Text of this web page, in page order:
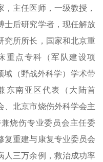
主任医师，一级教授，
士后研究学者，现任解放
究所所长，国家和北京重
重点专科（军队建设项
域（野战外科学）学术带
东南亚区代表（大陆首
、北京市烧伤外科学会主
烧伤专业委员会主任委
复重建与康复专业委员会
人三万余例，救治成功率